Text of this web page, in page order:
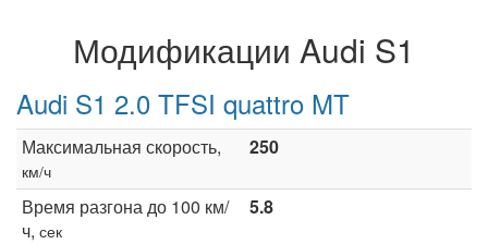
Модификации Audi S1
Audi S1 2.0 TFSI quattro MT
Максимальная скорость,
км/ч
250
Время разгона до 100 км/
ч, сек
5.8